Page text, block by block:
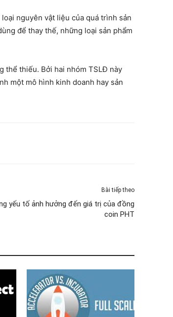
nguyên vật liệu của quá trình sản
để thay thế, những loại sản phẩm
thể thiếu. Bởi hai nhóm TSLĐ này
một mô hình kinh doanh hay sản
Bài tiếp theo
yếu tố ảnh hưởng đến giá trị của đồng
coin PHT